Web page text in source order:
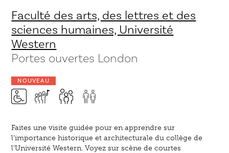
Faculté des arts, des lettres et des
sciences humaines, Université
Western
Portes ouvertes London
NOUVEAU
Faites une visite guidée pour en apprendre sur
l’importance historique et architecturale du collège de
l’Université Western. Voyez sur scène de courtes